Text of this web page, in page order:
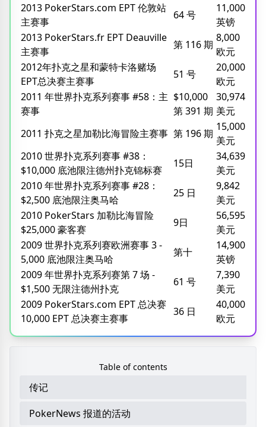
2013 PokerStars.com EPT 伦敦站
主赛事
64 号
11,000
英镑
2013 PokerStars.fr EPT Deauville
主赛事
第 116 期
8,000
欧元
2012年扑克之星和蒙特卡洛赌场
EPT总决赛主赛事
51 号
20,000
欧元
2011 年世界扑克系列赛事 #58：主
赛事
$10,000
第 391 期
30,974
美元
2011 扑克之星加勒比海冒险主赛事 第 196 期
15,000
美元
2010 世界扑克系列赛事 #38：
$10,000 底池限注德州扑克锦标赛
15日
34,639
美元
2010 年世界扑克系列赛事 #28：
$2,500 底池限注奥马哈
25 日
9,842
美元
2010 PokerStars 加勒比海冒险
$25,000 豪客赛
9日
56,595
美元
2009 世界扑克系列赛欧洲赛事 3 -
5,000 底池限注奥马哈
第十
14,900
英镑
2009 年世界扑克系列赛第 7 场 -
$1,500 无限注德州扑克
61 号
7,390
美元
2009 PokerStars.com EPT 总决赛
10,000 EPT 总决赛主赛事
36 日
40,000
欧元
Table of contents
传记
PokerNews 报道的活动